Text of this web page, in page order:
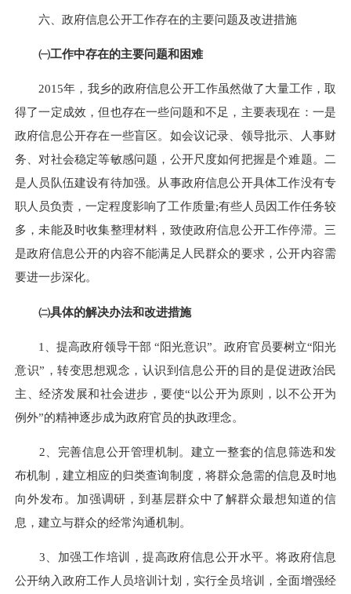
六、政府信息公开工作存在的主要问题及改进措施
㈠工作中存在的主要问题和困难
2015年，我乡的政府信息公开工作虽然做了大量工作，取
得了一定成效，但也存在一些问题和不足，主要表现在：一是
政府信息公开存在一些盲区。如会议记录、领导批示、人事财
务、对社会稳定等敏感问题，公开尺度如何把握是个难题。二
是人员队伍建设有待加强。从事政府信息公开具体工作没有专
职人员负责，一定程度影响了工作质量;有些人员因工作任务较
多，未能及时收集整理材料，致使政府信息公开工作停滞。三
是政府信息公开的内容不能满足人民群众的要求，公开内容需
要进一步深化。
㈡具体的解决办法和改进措施
1、提高政府领导干部 “阳光意识”。政府官员要树立“阳光
意识”，转变思想观念，认识到信息公开的目的是促进政治民
主、经济发展和社会进步，要使“以公开为原则，以不公开为
例外”的精神逐步成为政府官员的执政理念。
2、完善信息公开管理机制。建立一整套的信息筛选和发
布机制，建立相应的归类查询制度，将群众急需的信息及时地
向外发布。加强调研，到基层群众中了解群众最想知道的信
息，建立与群众的经常沟通机制。
3、加强工作培训，提高政府信息公开水平。将政府信息
公开纳入政府工作人员培训计划，实行全员培训，全面增强经